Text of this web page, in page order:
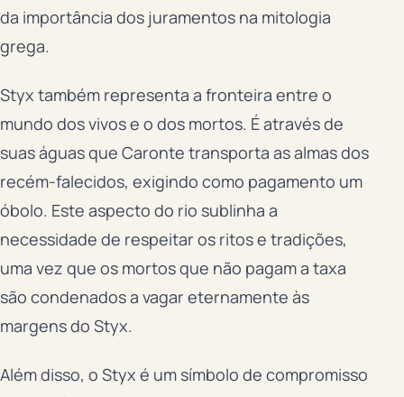
da importância dos juramentos na mitologia
grega.
Styx também representa a fronteira entre o
mundo dos vivos e o dos mortos. É através de
suas águas que Caronte transporta as almas dos
recém-falecidos, exigindo como pagamento um
óbolo. Este aspecto do rio sublinha a
necessidade de respeitar os ritos e tradições,
uma vez que os mortos que não pagam a taxa
são condenados a vagar eternamente às
margens do Styx.
Além disso, o Styx é um símbolo de compromisso